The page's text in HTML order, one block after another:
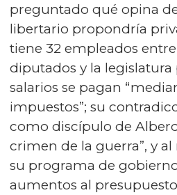
preguntado qué opina
libertario propondría
tiene 32 empleados
diputados y la legislatura
salarios se pagan
impuestos”; su
como discípulo de
crimen de la guerra”, y
su programa de
aumentos al